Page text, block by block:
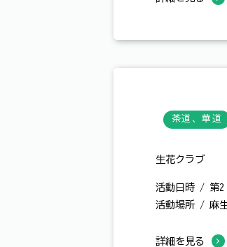
茶道、華道
生花クラブ
活動日時 / 第2
活動場所 / 麻
詳細を見る